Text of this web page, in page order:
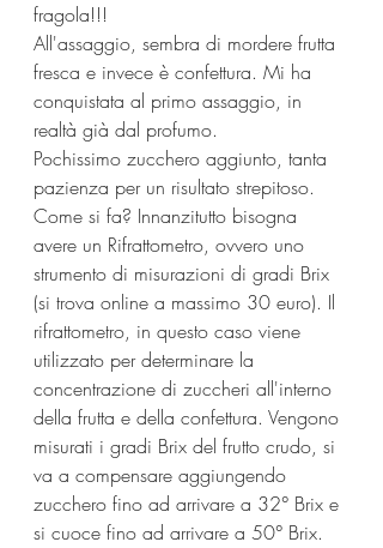
fragola!!!
All'assaggio, sembra di mordere frutta
fresca e invece è confettura. Mi ha
conquistata al primo assaggio, in
realtà già dal profumo.
Pochissimo zucchero aggiunto, tanta
pazienza per un risultato strepitoso.
Come si fa? Innanzitutto bisogna
avere un Rifrattometro, ovvero uno
strumento di misurazioni di gradi Brix
(si trova online a massimo 30 euro). Il
rifrattometro, in questo caso viene
utilizzato per determinare la
concentrazione di zuccheri all'interno
della frutta e della confettura. Vengono
misurati i gradi Brix del frutto crudo, si
va a compensare aggiungendo
zucchero fino ad arrivare a 32° Brix e
si cuoce fino ad arrivare a 50° Brix.